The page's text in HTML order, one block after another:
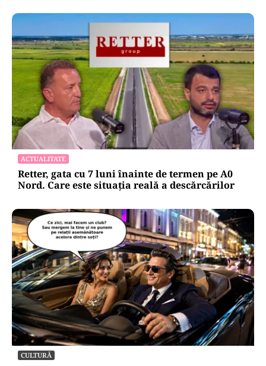
ACTUALITATE
Retter, gata cu 7 luni înainte de termen pe A0
Nord. Care este situația reală a descărcărilor
CULTURĂ